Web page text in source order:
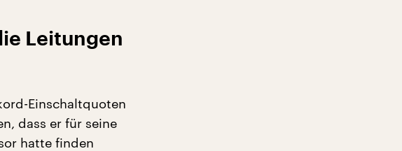
Leitungen
Einschaltquoten
dass er für seine
hatte finden